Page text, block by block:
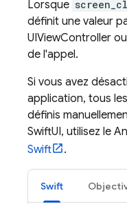
Lorsque
définit une valeur
UIViewController
de l'appel.
Si vous avez
application, tous
définis
SwiftUI, utilisez le
Swift
.
Swift